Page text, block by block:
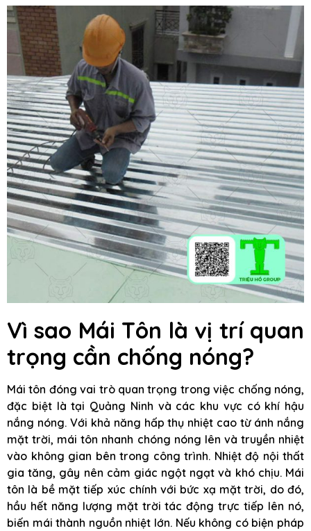
Vì sao Mái Tôn là vị trí quan
trọng cần chống nóng?
Mái tôn đóng vai trò quan trọng trong việc chống nóng,
đặc biệt là tại Quảng Ninh và các khu vực có khí hậu
nắng nóng. Với khả năng hấp thụ nhiệt cao từ ánh nắng
mặt trời, mái tôn nhanh chóng nóng lên và truyền nhiệt
vào không gian bên trong công trình. Nhiệt độ nội thất
gia tăng, gây nên cảm giác ngột ngạt và khó chịu. Mái
tôn là bề mặt tiếp xúc chính với bức xạ mặt trời, do đó,
hầu hết năng lượng mặt trời tác động trực tiếp lên nó,
biến mái thành nguồn nhiệt lớn. Nếu không có biện pháp